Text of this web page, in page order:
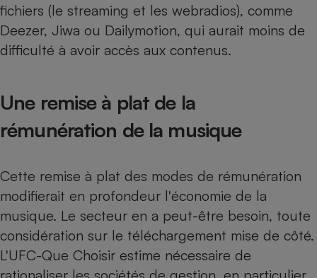
fichiers (le streaming et les webradios), comme
Deezer, Jiwa ou Dailymotion, qui aurait moins de
difficulté à avoir accès aux contenus.
Une remise à plat de la
rémunération de la musique
Cette remise à plat des modes de rémunération
modifierait en profondeur l'économie de la
musique. Le secteur en a peut-être besoin, toute
considération sur le téléchargement mise de côté.
L'UFC-Que Choisir estime nécessaire de